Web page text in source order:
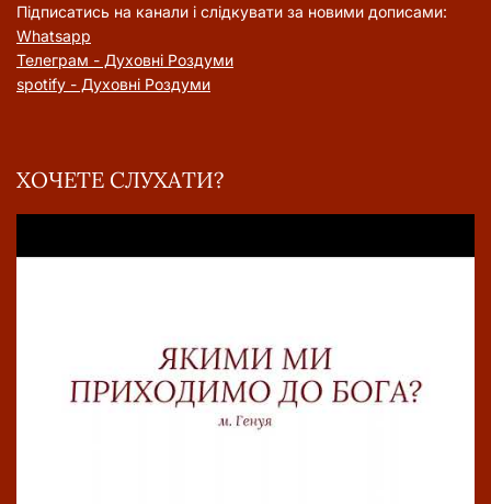
Підписатись на канали і слідкувати за новими дописами:
Whatsapp
Телеграм - Духовні Роздуми
spotify - Духовні Роздуми
ХОЧЕТЕ СЛУХАТИ?